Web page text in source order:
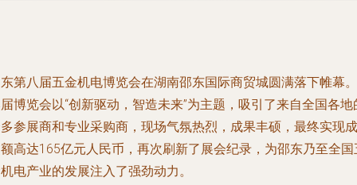
第八届五金机电博览会在湖南邵东国际商贸城圆满落下帷幕。
博览会以“创新驱动，智造未来”为主题，吸引了来自全国各地
参展商和专业采购商，现场气氛热烈，成果丰硕，最终实现成
高达165亿元人民币，再次刷新了展会纪录，为邵东乃至全国
电产业的发展注入了强劲动力。